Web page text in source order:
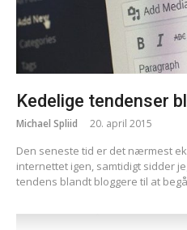
Kedelige tendenser
Michael Spliid 20. april 2015
Den seneste tid er det nærmest
internettet igen, samtidigt sidder
tendens blandt bloggere til at